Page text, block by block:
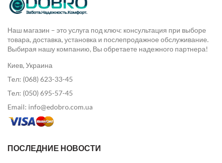
Наш магазин – это услуга под ключ: консультация при выборе
товара, доставка, установка и послепродажное обслуживание.
Выбирая нашу компанию, Вы обретаете надежного партнера!
Киев, Украина
Тел: (068) 623-33-45
Тел: (050) 695-57-45
Email: info@edobro.com.ua
ПОСЛЕДНИЕ НОВОСТИ